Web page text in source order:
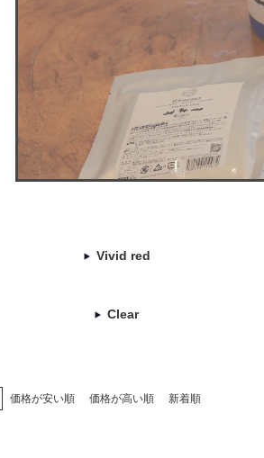
Vivid red
Clear
価格が安い順 価格が高い順 新着順